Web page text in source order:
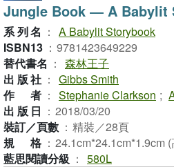
Jungle Book ― A Babylit
系列名 ： A Babylit Storybook
ISBN13 ： 9781423649229
替代書名 ： 森林王子
出版社 ： Gibbs Smith
作者 ： Stephanie Clarkson ;
出版日 ： 2018/03/20
裝訂／頁數 ： 精裝／28頁
規格 ： 24.1cm*24.1cm*1.9cm
藍思閱讀分級 ： 580L